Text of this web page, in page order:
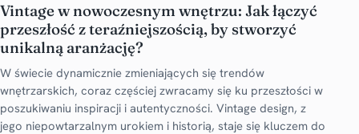
Vintage w nowoczesnym wnętrzu: Jak łączyć
przeszłość z teraźniejszością, by stworzyć
unikalną aranżację?
W świecie dynamicznie zmieniających się trendów
wnętrzarskich, coraz częściej zwracamy się ku przeszłości w
poszukiwaniu inspiracji i autentyczności. Vintage design, z
jego niepowtarzalnym urokiem i historią, staje się kluczem do